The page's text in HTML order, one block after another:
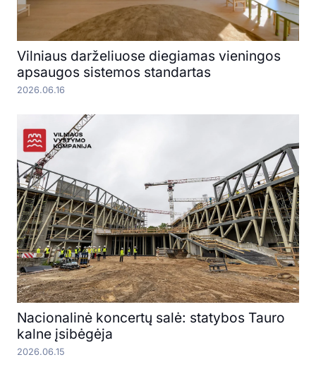
Vilniaus darželiuose diegiamas vieningos
apsaugos sistemos standartas
2026.06.16
Nacionalinė koncertų salė: statybos Tauro
kalne įsibėgėja
2026.06.15